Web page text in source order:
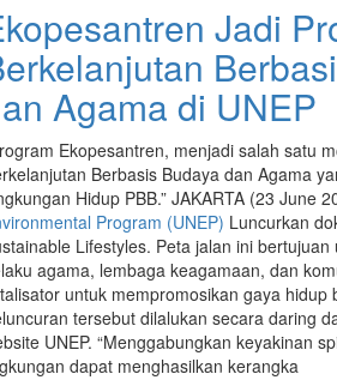
Jadi
Agama di UNEP
Ekopesantren, menjadi salah satu
Berbasis Budaya dan Agama
Hidup PBB.” JAKARTA (23 June
Program (UNEP) Luncurkan
Lifestyles. Peta jalan ini
agama, lembaga keagamaan, dan
untuk mempromosikan gaya hidup
tersebut dilalukan secara daring
UNEP. “Menggabungkan keyakinan
dapat menghasilkan kerangka